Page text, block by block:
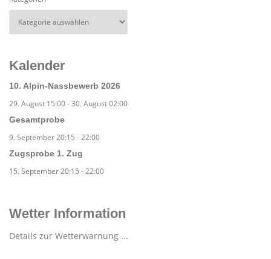
Kalender
10. Alpin-Nassbewerb 2026
29. August 15:00-30. August 02:00
Gesamtprobe
9. September 20:15 -22:00
Zugsprobe 1. Zug
15. September 20:15 -22:00
Wetter Information
Details zur Wetterwarnung ...